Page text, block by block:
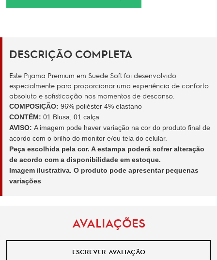
DESCRIÇÃO COMPLETA
Este Pijama Premium em Suede Soft foi desenvolvido
especialmente para proporcionar uma experiência de conforto
absoluto e sofisticação nos momentos de descanso.
COMPOSIÇÃO: 96% poliéster 4% elastano
CONTÉM: 01 Blusa, 01 calça
AVISO: A imagem pode haver variação na cor do produto final de
acordo com o brilho do monitor e/ou tela do celular.
Peça escolhida pela cor. A estampa poderá sofrer alteração
de acordo com a disponibilidade em estoque.
Imagem ilustrativa. O produto pode apresentar pequenas
variações
AVALIAÇÕES
ESCREVER AVALIAÇÃO